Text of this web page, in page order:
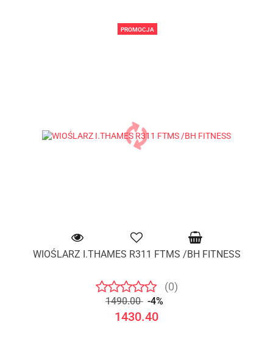
PROMOCJA
WIOŚLARZ I.THAMES R311 FTMS /BH FITNESS
(0)
1490.00 -4%
1430.40